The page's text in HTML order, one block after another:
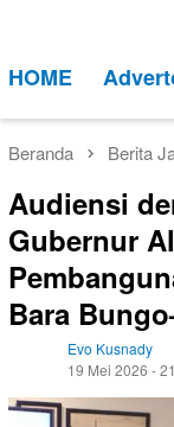
kontenMobile
HOME
Beranda Berita
Audiensi
Gubernur
Bara
Evo Kusnady
19 Mei 2026 -